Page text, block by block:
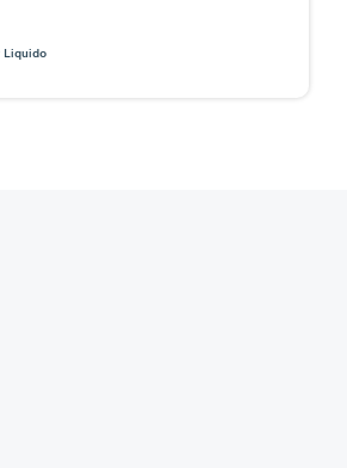
Liquido